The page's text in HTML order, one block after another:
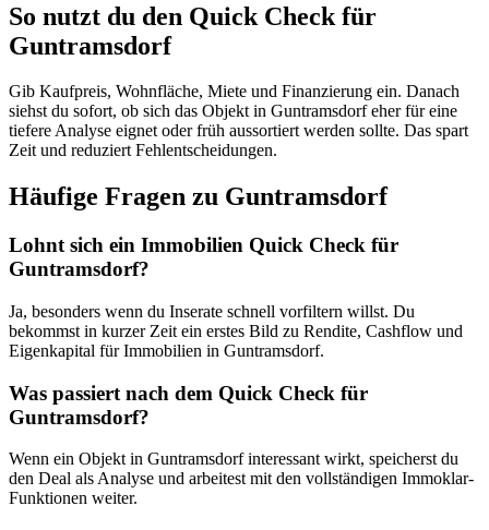
So nutzt du den Quick Check für
Guntramsdorf
Gib Kaufpreis, Wohnfläche, Miete und Finanzierung ein. Danach
siehst du sofort, ob sich das Objekt in Guntramsdorf eher für eine
tiefere Analyse eignet oder früh aussortiert werden sollte. Das spart
Zeit und reduziert Fehlentscheidungen.
Häufige Fragen zu Guntramsdorf
Lohnt sich ein Immobilien Quick Check für
Guntramsdorf?
Ja, besonders wenn du Inserate schnell vorfiltern willst. Du
bekommst in kurzer Zeit ein erstes Bild zu Rendite, Cashflow und
Eigenkapital für Immobilien in Guntramsdorf.
Was passiert nach dem Quick Check für
Guntramsdorf?
Wenn ein Objekt in Guntramsdorf interessant wirkt, speicherst du
den Deal als Analyse und arbeitest mit den vollständigen Immoklar-
Funktionen weiter.